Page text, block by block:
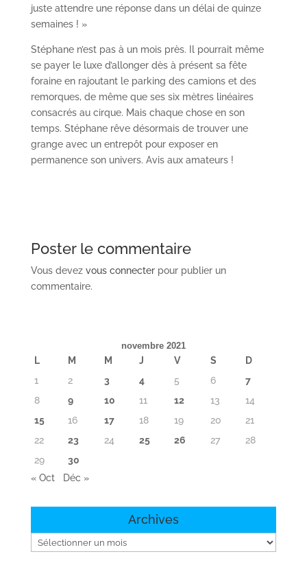
juste attendre une réponse dans un délai de quinze
semaines ! »
Stéphane n’est pas à un mois près. Il pourrait même
se payer le luxe d’allonger dès à présent sa fête
foraine en rajoutant le parking des camions et des
remorques, de même que ses six mètres linéaires
consacrés au cirque. Mais chaque chose en son
temps. Stéphane rêve désormais de trouver une
grange avec un entrepôt pour exposer en
permanence son univers. Avis aux amateurs !
Poster le commentaire
Vous devez vous connecterpour publier un
commentaire.
novembre 2021
L M M J V S
D
1
2 3 4 5 6
7
8
9 10 11 12 13
14
15
16 17 18 19 20
21
22
23 24 25 26 27
28
29
30
« Oct
Déc »
Archives
Archives